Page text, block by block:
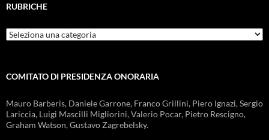
RUBRICHE
Rubriche
COMITATO DI PRESIDENZA ONORARIA
Mauro Barberis, Daniele Garrone, Franco Grillini, Piero Ignazi, Sergio
Lariccia, Luigi Mascilli Migliorini, Valerio Pocar, Pietro Rescigno,
Graham Watson, Gustavo Zagrebelsky.